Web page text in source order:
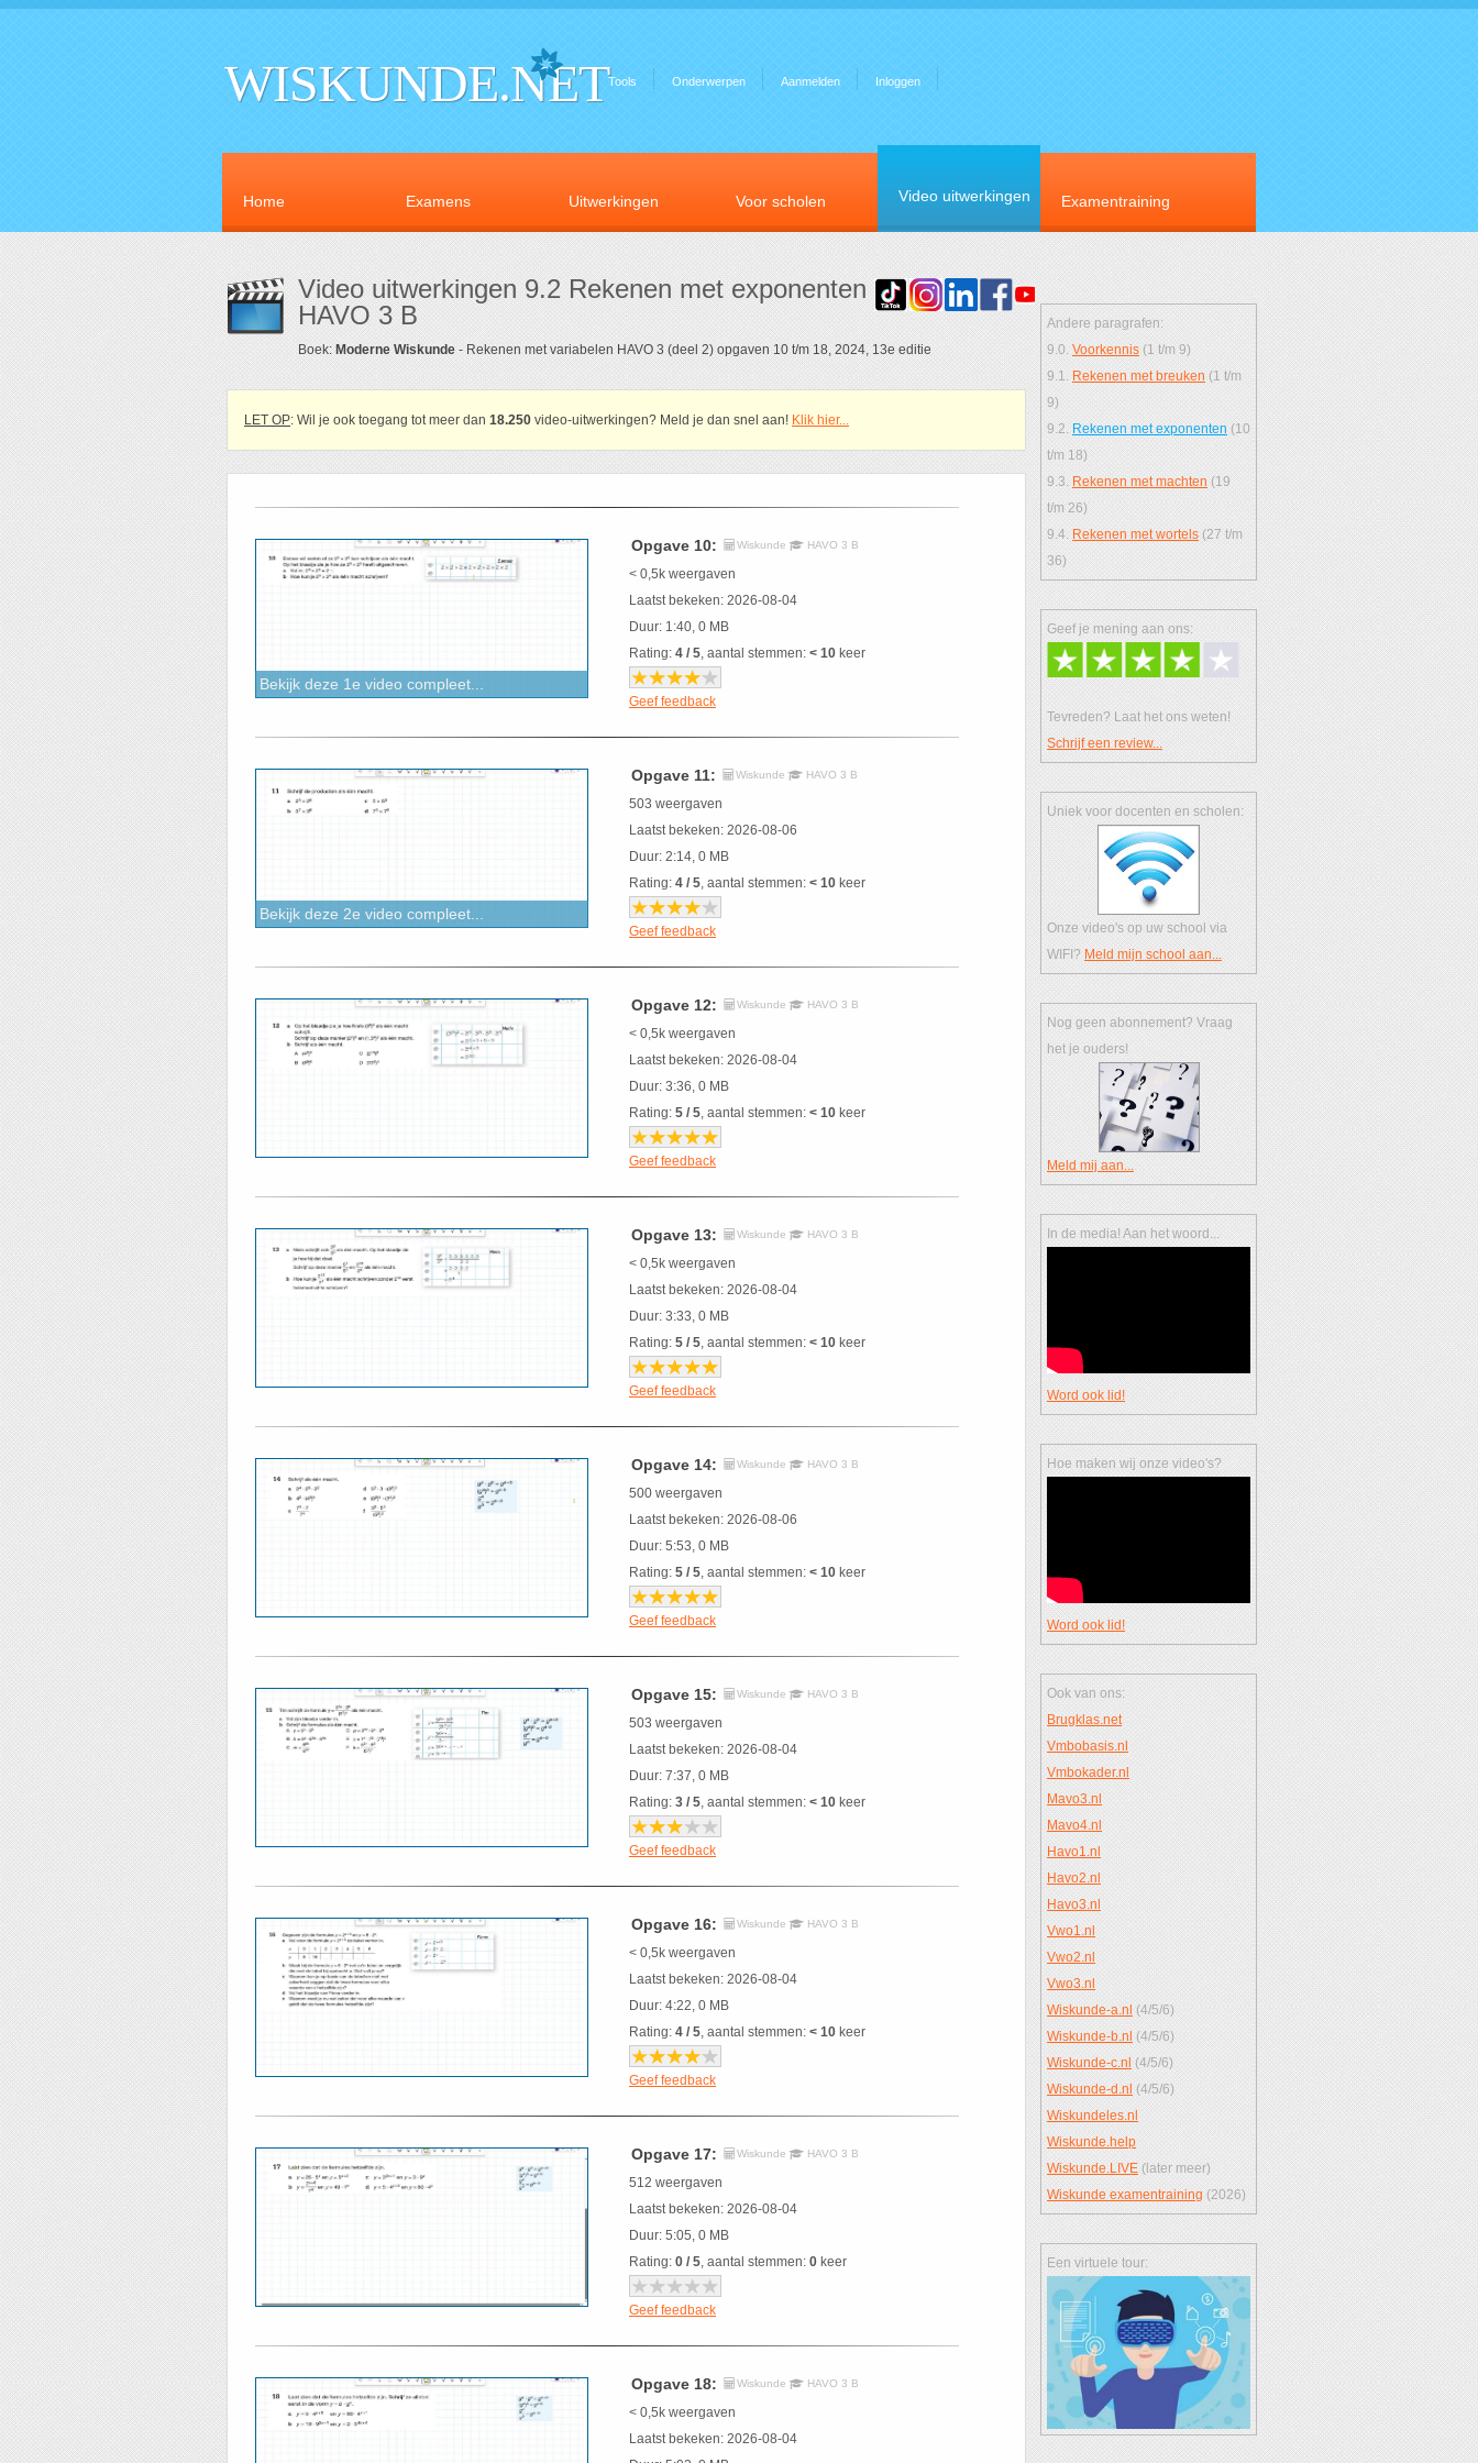
WISKUNDE.NETTools Onderwerpen Aanmelden Inloggen
Home Examens Uitwerkingen Voor scholen Video uitwerkingen Examentraining
Video uitwerkingen 9.2 Rekenen met exponenten
HAVO 3 B
Boek: Moderne Wiskunde - Rekenen met variabelen HAVO 3 (deel 2) opgaven 10 t/m 18, 2024, 13e editie
LET OP: Wil je ook toegang tot meer dan 18.250 video-uitwerkingen? Meld je dan snel aan! Klik hier...
Bekijk deze 1e video compleet...
Opgave 10: Wiskunde HAVO 3 B
< 0,5k weergaven
Laatst bekeken: 2026-08-04
Duur: 1:40, 0 MB
Rating: 4 / 5, aantal stemmen: < 10 keer
Geef feedback
Bekijk deze 2e video compleet...
Opgave 11: Wiskunde HAVO 3 B
503 weergaven
Laatst bekeken: 2026-08-06
Duur: 2:14, 0 MB
Rating: 4 / 5, aantal stemmen: < 10 keer
Geef feedback
Opgave 12: Wiskunde HAVO 3 B
< 0,5k weergaven
Laatst bekeken: 2026-08-04
Duur: 3:36, 0 MB
Rating: 5 / 5, aantal stemmen: < 10 keer
Geef feedback
Opgave 13: Wiskunde HAVO 3 B
< 0,5k weergaven
Laatst bekeken: 2026-08-04
Duur: 3:33, 0 MB
Rating: 5 / 5, aantal stemmen: < 10 keer
Geef feedback
Opgave 14: Wiskunde HAVO 3 B
500 weergaven
Laatst bekeken: 2026-08-06
Duur: 5:53, 0 MB
Rating: 5 / 5, aantal stemmen: < 10 keer
Geef feedback
Opgave 15: Wiskunde HAVO 3 B
503 weergaven
Laatst bekeken: 2026-08-04
Duur: 7:37, 0 MB
Rating: 3 / 5, aantal stemmen: < 10 keer
Geef feedback
Opgave 16: Wiskunde HAVO 3 B
< 0,5k weergaven
Laatst bekeken: 2026-08-04
Duur: 4:22, 0 MB
Rating: 4 / 5, aantal stemmen: < 10 keer
Geef feedback
Opgave 17: Wiskunde HAVO 3 B
512 weergaven
Laatst bekeken: 2026-08-04
Duur: 5:05, 0 MB
Rating: 0 / 5, aantal stemmen: 0 keer
Geef feedback
Opgave 18: Wiskunde HAVO 3 B
< 0,5k weergaven
Laatst bekeken: 2026-08-04
Andere paragrafen:
9.0. Voorkennis (1 t/m 9)
9.1. Rekenen met breuken (1 t/m
9)
9.2. Rekenen met exponenten (10
t/m 18)
9.3. Rekenen met machten (19
t/m 26)
9.4. Rekenen met wortels (27 t/m
36)
Geef je mening aan ons:
Tevreden? Laat het ons weten!
Schrijf een review...
Uniek voor docenten en scholen:
Onze video's op uw school via
WIFI? Meld mijn school aan...
Nog geen abonnement? Vraag
het je ouders!
Meld mij aan...
In de media! Aan het woord...
Word ook lid!
Hoe maken wij onze video's?
Word ook lid!
Ook van ons:
Brugklas.net
Vmbobasis.nl
Vmbokader.nl
Mavo3.nl
Mavo4.nl
Havo1.nl
Havo2.nl
Havo3.nl
Vwo1.nl
Vwo2.nl
Vwo3.nl
Wiskunde-a.nl (4/5/6)
Wiskunde-b.nl (4/5/6)
Wiskunde-c.nl (4/5/6)
Wiskunde-d.nl (4/5/6)
Wiskundeles.nl
Wiskunde.help
Wiskunde.LIVE (later meer)
Wiskunde examentraining (2026)
Een virtuele tour: